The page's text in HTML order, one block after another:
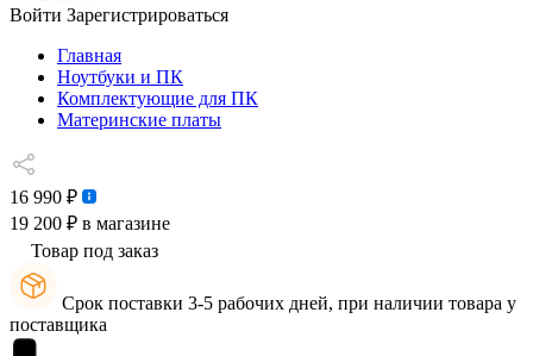
Войти Зарегистрироваться
Главная
Ноутбуки и ПК
Комплектующие для ПК
Материнские платы
16 990 ₽
19 200 ₽ в магазине
Товар под заказ
Срок поставки 3-5 рабочих дней, при наличии товара у
поставщика